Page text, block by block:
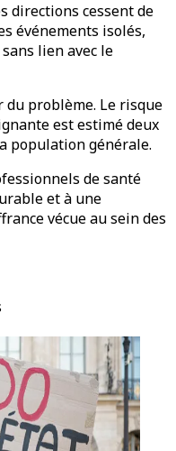
directions cessent de
événements isolés,
lien avec le
du problème. Le risque
est estimé deux
population générale.
de santé
et à une
vécue au sein des